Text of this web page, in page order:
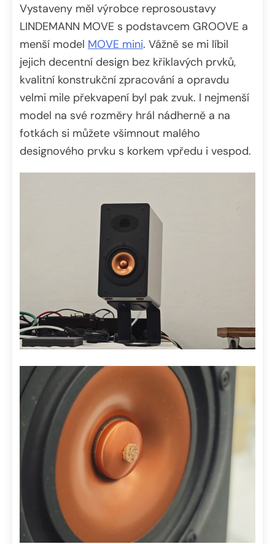
Vystaveny měl výrobce reprosoustavy
LINDEMANN MOVE s podstavcem GROOVE a
menší model MOVE mini. Vážně se mi líbil
jejich decentní design bez křiklavých prvků,
kvalitní konstrukční zpracování a opravdu
velmi mile překvapení byl pak zvuk. I nejmenší
model na své rozměry hrál nádherně a na
fotkách si můžete všimnout malého
designového prvku s korkem vpředu i vespod.